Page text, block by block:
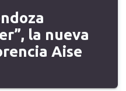
la nueva
Aise